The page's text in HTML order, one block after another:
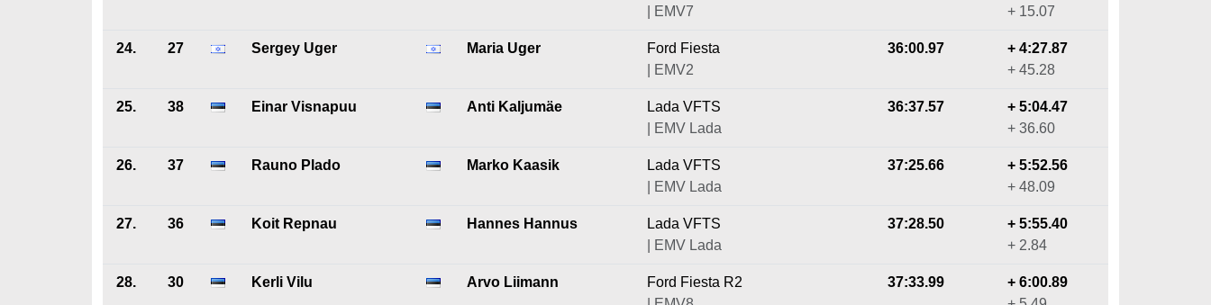
| EMV7
+ 15.07
24. 27 Sergey Uger Maria Uger
Ford Fiesta
| EMV2
36:00.97
+ 4:27.87
+ 45.28
25. 38 Einar Visnapuu Anti Kaljumäe
Lada VFTS
| EMV Lada
36:37.57
+ 5:04.47
+ 36.60
26. 37 Rauno Plado Marko Kaasik
Lada VFTS
| EMV Lada
37:25.66
+ 5:52.56
+ 48.09
27. 36 Koit Repnau Hannes Hannus
Lada VFTS
| EMV Lada
37:28.50
+ 5:55.40
+ 2.84
28. 30 Kerli Vilu Arvo Liimann
Ford Fiesta R2
37:33.99
+ 6:00.89